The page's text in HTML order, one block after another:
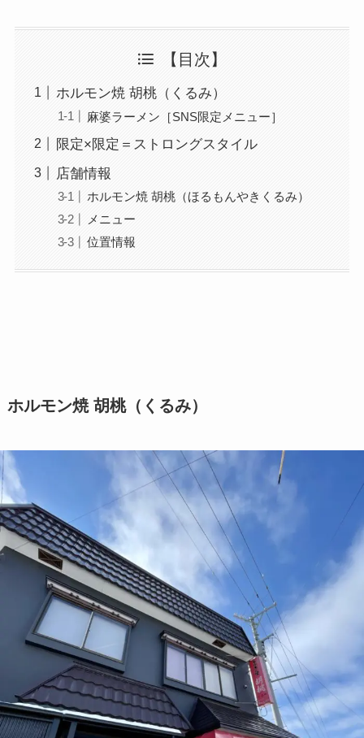
【目次】
ホルモン焼 胡桃（くるみ）
麻婆ラーメン［SNS限定メニュー］
限定×限定＝ストロングスタイル
店舗情報
ホルモン焼 胡桃（ほるもんやきくるみ）
メニュー
位置情報
ホルモン焼 胡桃（くるみ）